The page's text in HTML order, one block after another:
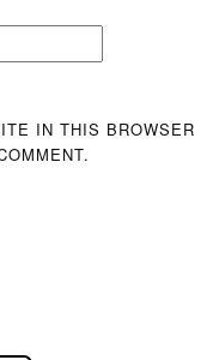
IN THIS BROWSER